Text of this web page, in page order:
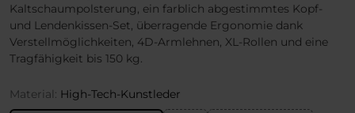
Kaltschaumpolsterung, ein farblich abgestimmtes Kopf-
und Lendenkissen-Set, überragende Ergonomie dank
Verstellmöglichkeiten, 4D-Armlehnen, XL-Rollen und eine
Tragfähigkeit bis 150 kg.
Material: High-Tech-Kunstleder